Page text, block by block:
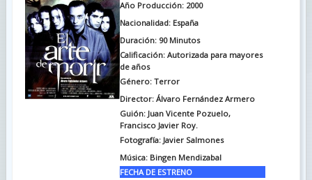
Año Producción: 2000
Nacionalidad: España
Duración: 90 Minutos
Calificación: Autorizada para mayores
de años
Género: Terror
Director: Álvaro Fernández Armero
Guión: Juan Vicente Pozuelo,
Francisco Javier Roy.
Fotografía: Javier Salmones
Música: Bingen Mendizabal
FECHA DE ESTRENO